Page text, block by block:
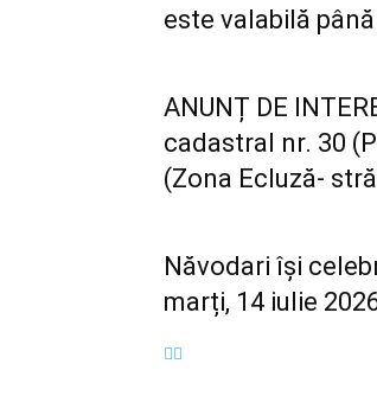
este valabilă
ANUNȚ DE
cadastral nr. 30
(Zona Ecluză-
Năvodari își
marți, 14 iulie